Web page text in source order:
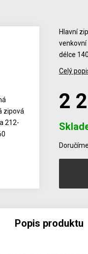
Hlavní
venkovní
délce
Celý
2
Popis produktu